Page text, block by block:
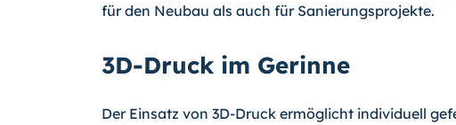
für den Neubau als auch für Sanierungsprojekte.
3D-Druck im Gerinne
Der Einsatz von 3D-Druck ermöglicht individuell